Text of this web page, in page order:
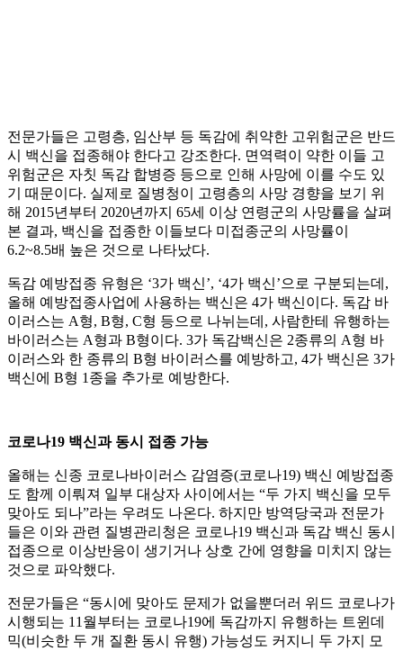
전문가들은 고령층, 임산부 등 독감에 취약한 고위험군은 반드
시 백신을 접종해야 한다고 강조한다. 면역력이 약한 이들 고
위험군은 자칫 독감 합병증 등으로 인해 사망에 이를 수도 있
기 때문이다. 실제로 질병청이 고령층의 사망 경향을 보기 위
해 2015년부터 2020년까지 65세 이상 연령군의 사망률을 살펴
본 결과, 백신을 접종한 이들보다 미접종군의 사망률이
6.2~8.5배 높은 것으로 나타났다.
독감 예방접종 유형은 ‘3가 백신’, ‘4가 백신’으로 구분되는데,
올해 예방접종사업에 사용하는 백신은 4가 백신이다. 독감 바
이러스는 A형, B형, C형 등으로 나뉘는데, 사람한테 유행하는
바이러스는 A형과 B형이다. 3가 독감백신은 2종류의 A형 바
이러스와 한 종류의 B형 바이러스를 예방하고, 4가 백신은 3가
백신에 B형 1종을 추가로 예방한다.
코로나19 백신과 동시 접종 가능
올해는 신종 코로나바이러스 감염증(코로나19) 백신 예방접종
도 함께 이뤄져 일부 대상자 사이에서는 “두 가지 백신을 모두
맞아도 되나”라는 우려도 나온다. 하지만 방역당국과 전문가
들은 이와 관련 질병관리청은 코로나19 백신과 독감 백신 동시
접종으로 이상반응이 생기거나 상호 간에 영향을 미치지 않는
것으로 파악했다.
전문가들은 “동시에 맞아도 문제가 없을뿐더러 위드 코로나가
시행되는 11월부터는 코로나19에 독감까지 유행하는 트윈데
믹(비슷한 두 개 질환 동시 유행) 가능성도 커지니 두 가지 모